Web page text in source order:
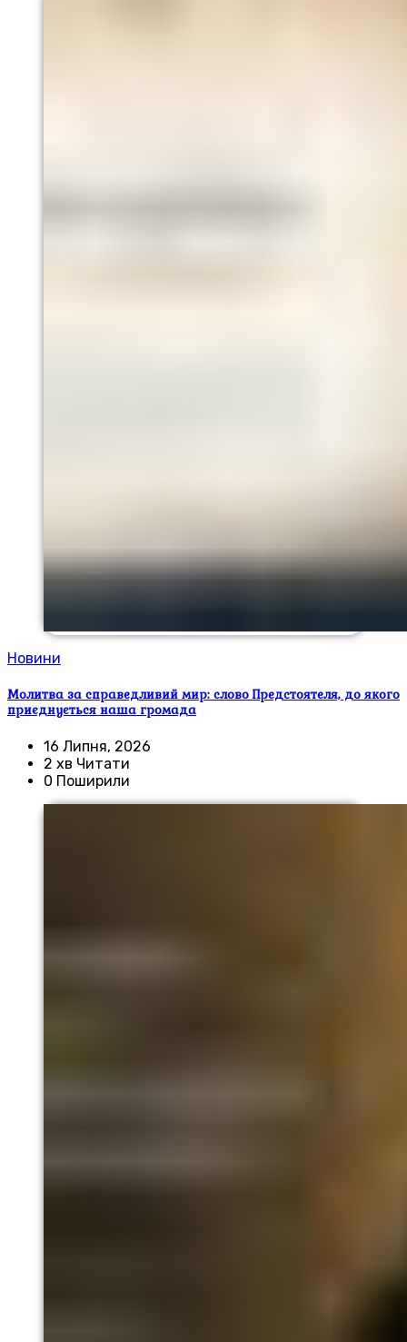
Новини
Молитва за справедливий мир: слово Предстоятеля, до якого
приєднується наша громада
16 Липня, 2026
2 хв Читати
0 Поширили